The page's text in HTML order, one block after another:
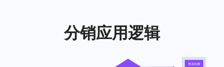
分销应用逻辑